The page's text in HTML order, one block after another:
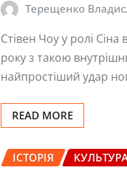
Терещенко
Стівен Чоу у ролі
року з такою
найпростіший удар
READ MORE
ІСТОРІЯ